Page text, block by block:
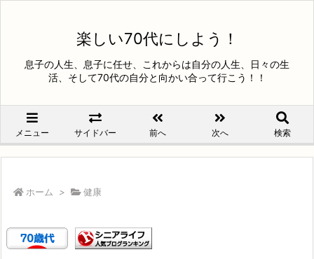
楽しい70代にしよう！
息子の人生、息子に任せ、これからは自分の人生、日々の生
活、そして70代の自分と向かい合って行こう！！
メニュー サイドバー 前へ 次へ 検索
ホーム > 健康